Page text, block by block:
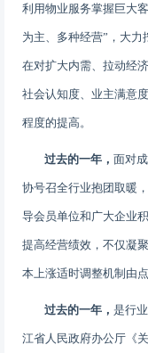
利用物业服务掌握巨大
为主、多种经营”，大力
在对扩大内需、拉动经
社会认知度、业主满意
程度的提高。
过去的一年， 面对
协号召全行业抱团取暖
导会员单位和广大企业
提高经营绩效，不仅凝
本上涨适时调整机制由
过去的一年， 是行
江省人民政府办公厅《